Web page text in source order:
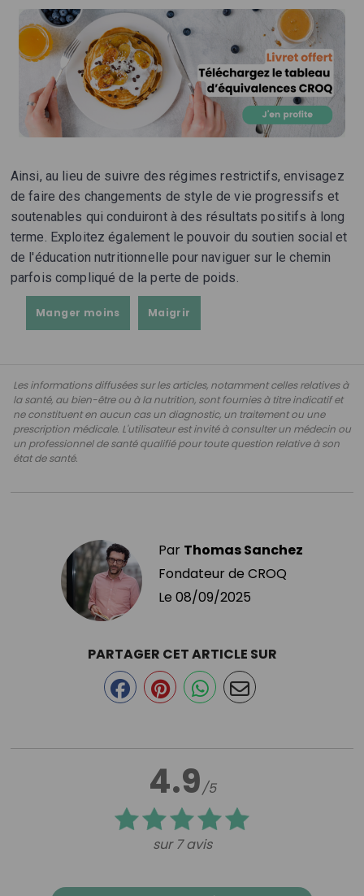
Ainsi, au lieu de suivre des régimes restrictifs, envisagez
de faire des changements de style de vie progressifs et
soutenables qui conduiront à des résultats positifs à long
terme. Exploitez également le pouvoir du soutien social et
de l'éducation nutritionnelle pour naviguer sur le chemin
parfois compliqué de la perte de poids.
Manger moins Maigrir
Les informations diffusées sur les articles, notamment celles relatives à
la santé, au bien-être ou à la nutrition, sont fournies à titre indicatif et
ne constituent en aucun cas un diagnostic, un traitement ou une
prescription médicale. L'utilisateur est invité à consulter un médecin ou
un professionnel de santé qualifié pour toute question relative à son
état de santé.
Par Thomas Sanchez
Fondateur de CROQ
Le 08/09/2025
4.9/5
sur 7 avis
PARTAGER CET ARTICLE SUR